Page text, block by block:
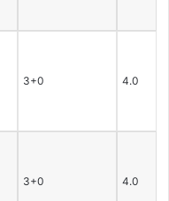
3+0 4.0
3+0 4.0